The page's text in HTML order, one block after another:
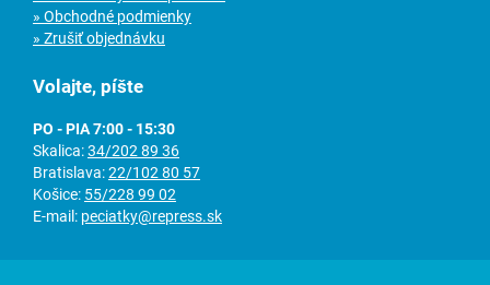
» Obchodné podmienky
» Zrušiť objednávku
Volajte, píšte
PO - PIA 7:00 - 15:30
Skalica:34/202 89 36
Bratislava:22/102 80 57
Košice: 55/228 99 02
E-mail: peciatky@repress.sk